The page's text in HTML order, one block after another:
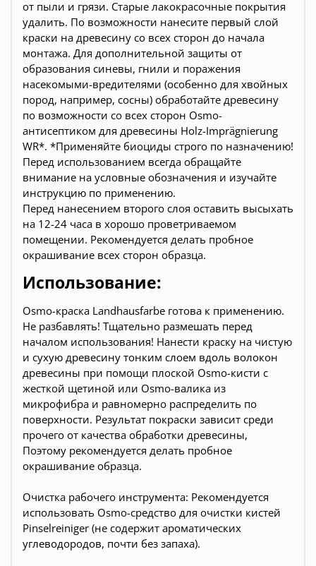
от пыли и грязи. Старые лакокрасочные покрытия
удалить. По возможности нанесите первый слой
краски на древесину со всех сторон до начала
монтажа. Для дополнительной защиты от
образования синевы, гнили и поражения
насекомыми-вредителями (особенно для хвойных
пород, например, сосны) обработайте древесину
по возможности со всех сторон Osmo-
антисептиком для древесины Holz-Imprägnierung
WR*. *Применяйте биоциды строго по назначению!
Перед использованием всегда обращайте
внимание на условные обозначения и изучайте
инструкцию по применению.
Перед нанесением второго слоя оставить высыхать
на 12-24 часа в хорошо проветриваемом
помещении. Рекомендуется делать пробное
окрашивание всех сторон образца.
Использование:
Osmo-краска Landhausfarbe готова к применению.
Не разбавлять! Тщательно размешать перед
началом использования! Нанести краску на чистую
и сухую древесину тонким слоем вдоль волокон
древесины при помощи плоской Osmo-кисти с
жесткой щетиной или Osmo-валика из
микрофибра и равномерно распределить по
поверхности. Результат покраски зависит среди
прочего от качества обработки древесины,
Поэтому рекомендуется делать пробное
окрашивание образца.
Очистка рабочего инструмента: Рекомендуется
использовать Osmo-средство для очистки кистей
Pinselreiniger (не содержит ароматических
углеводородов, почти без запаха).